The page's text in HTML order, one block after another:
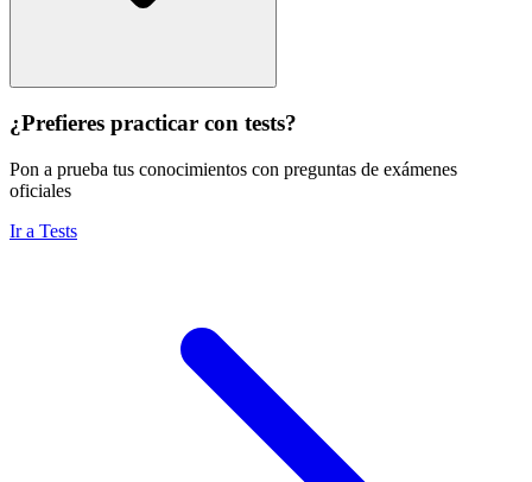
¿Prefieres practicar con tests?
Pon a prueba tus conocimientos con preguntas de exámenes
oficiales
Ir a Tests